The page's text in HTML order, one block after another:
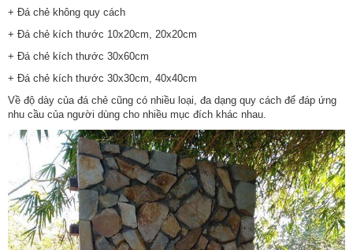
+ Đá chẻ không quy cách
+ Đá chẻ kích thước 10x20cm, 20x20cm
+ Đá chẻ kích thước 30x60cm
+ Đá chẻ kích thước 30x30cm, 40x40cm
Về độ dày của đá chẻ cũng có nhiều loại, đa dạng quy cách để đáp ứng
nhu cầu của người dùng cho nhiều mục đích khác nhau.